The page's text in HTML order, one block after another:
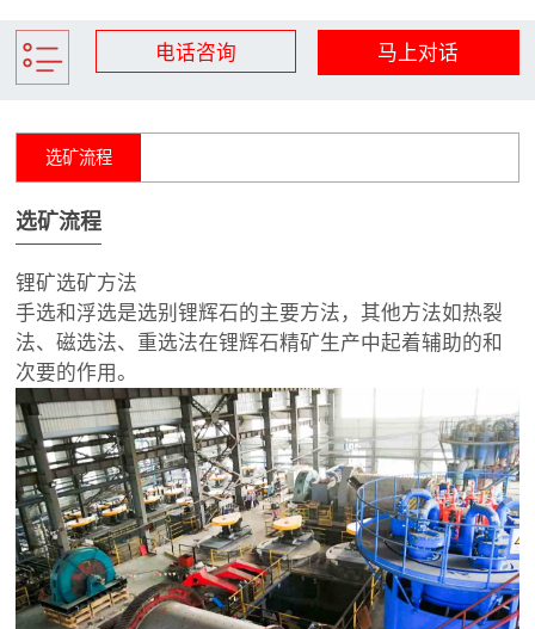
电话咨询 马上对话
选矿流程
选矿流程
锂矿选矿方法
手选和浮选是选别锂辉石的主要方法，其他方法如热裂
法、磁选法、重选法在锂辉石精矿生产中起着辅助的和
次要的作用。
 联系我们